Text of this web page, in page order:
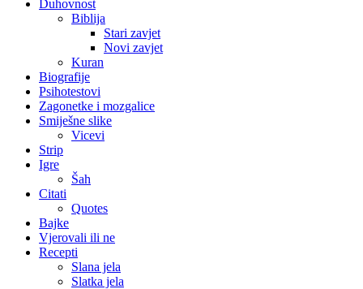
Duhovnost
Biblija
Stari zavjet
Novi zavjet
Kuran
Biografije
Psihotestovi
Zagonetke i mozgalice
Smiješne slike
Vicevi
Strip
Igre
Šah
Citati
Quotes
Bajke
Vjerovali ili ne
Recepti
Slana jela
Slatka jela